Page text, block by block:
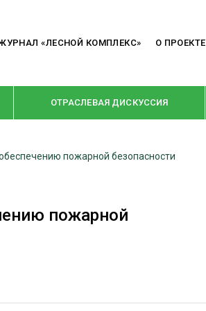
«ЛЕСНОЙ КОМПЛЕКС» О ПРОЕКТЕ
ОТРАСЛЕВАЯ ДИСКУССИЯ
РУБРИКИ
КРУПНЫМ ПЛАНОМ
пожарной безопасности
пожарной